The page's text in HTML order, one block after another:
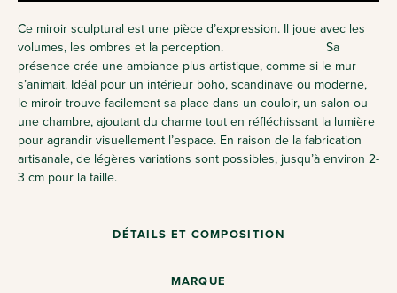
DÉTAILS ET COMPOSITION
MARQUE
Ce miroir sculptural est une pièce d’expression. Il joue avec les
volumes, les ombres et la perception. Sa
présence crée une ambiance plus artistique, comme si le mur
s’animait. Idéal pour un intérieur boho, scandinave ou moderne,
le miroir trouve facilement sa place dans un couloir, un salon ou
une chambre, ajoutant du charme tout en réfléchissant la lumière
pour agrandir visuellement l’espace. En raison de la fabrication
artisanale, de légères variations sont possibles, jusqu’à environ 2-
3 cm pour la taille.